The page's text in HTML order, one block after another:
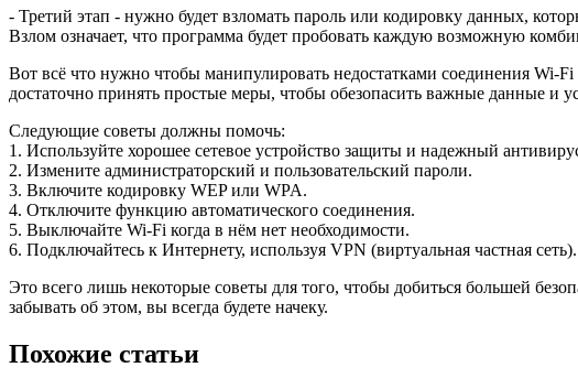
- Третий этап - нужно будет взломать пароль или кодировку данных,
Взлом означает, что программа будет пробовать каждую возможную
Вот всё что нужно чтобы манипулировать недостатками соединения Wi-
достаточно принять простые меры, чтобы обезопасить важные данные и
Следующие советы должны помочь:
1. Используйте хорошее сетевое устройство защиты и надежный
2. Измените администраторский и пользовательский пароли.
3. Включите кодировку WEP или WPA.
4. Отключите функцию автоматического соединения.
5. Выключайте Wi-Fi когда в нём нет необходимости.
6. Подключайтесь к Интернету, используя VPN (виртуальная частная сеть).
Это всего лишь некоторые советы для того, чтобы добиться большей
забывать об этом, вы всегда будете начеку.
Похожие статьи